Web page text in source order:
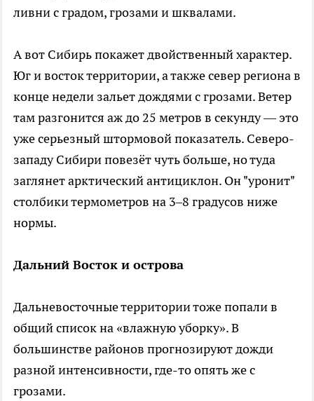
ливни с градом, грозами и шквалами.
А вот Сибирь покажет двойственный характер.
Юг и восток территории, а также север региона в
конце недели зальет дождями с грозами. Ветер
там разгонится аж до 25 метров в секунду — это
уже серьезный штормовой показатель. Северо-
западу Сибири повезёт чуть больше, но туда
заглянет арктический антициклон. Он "уронит"
столбики термометров на 3–8 градусов ниже
нормы.
Дальний Восток и острова
Дальневосточные территории тоже попали в
общий список на «влажную уборку». В
большинстве районов прогнозируют дожди
разной интенсивности, где-то опять же с
грозами.